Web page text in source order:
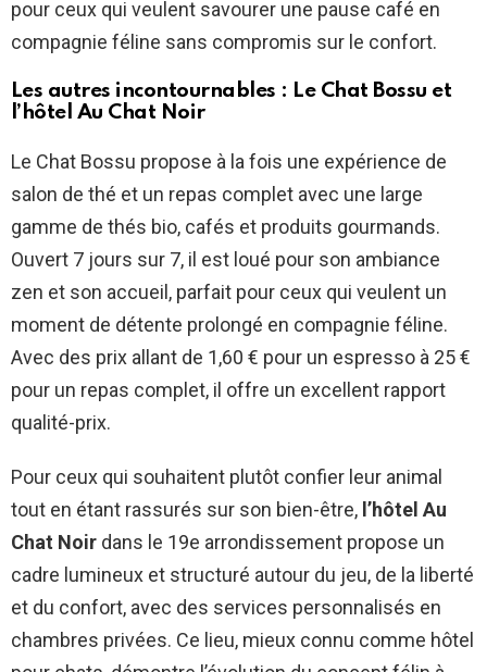
pour ceux qui veulent savourer une pause café en
compagnie féline sans compromis sur le confort.
Les autres incontournables : Le Chat Bossu et
l’hôtel Au Chat Noir
Le Chat Bossu propose à la fois une expérience de
salon de thé et un repas complet avec une large
gamme de thés bio, cafés et produits gourmands.
Ouvert 7 jours sur 7, il est loué pour son ambiance
zen et son accueil, parfait pour ceux qui veulent un
moment de détente prolongé en compagnie féline.
Avec des prix allant de 1,60 € pour un espresso à 25 €
pour un repas complet, il offre un excellent rapport
qualité-prix.
Pour ceux qui souhaitent plutôt confier leur animal
tout en étant rassurés sur son bien-être, l’hôtel Au
Chat Noir dans le 19e arrondissement propose un
cadre lumineux et structuré autour du jeu, de la liberté
et du confort, avec des services personnalisés en
chambres privées. Ce lieu, mieux connu comme hôtel